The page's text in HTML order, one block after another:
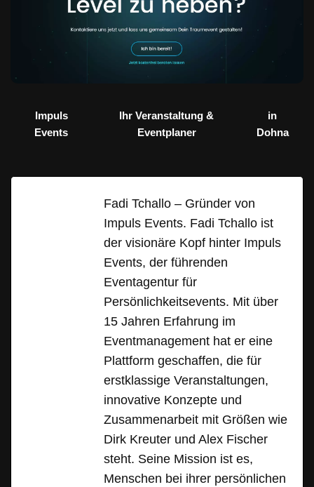
Impuls
Events
Ihr Veranstaltung &
Eventplaner
in
Dohna
Fadi Tchallo – Gründer von
Impuls Events. Fadi Tchallo ist
der visionäre Kopf hinter Impuls
Events, der führenden
Eventagentur für
Persönlichkeitsevents. Mit über
15 Jahren Erfahrung im
Eventmanagement hat er eine
Plattform geschaffen, die für
erstklassige Veranstaltungen,
innovative Konzepte und
Zusammenarbeit mit Größen wie
Dirk Kreuter und Alex Fischer
steht. Seine Mission ist es,
Menschen bei ihrer persönlichen